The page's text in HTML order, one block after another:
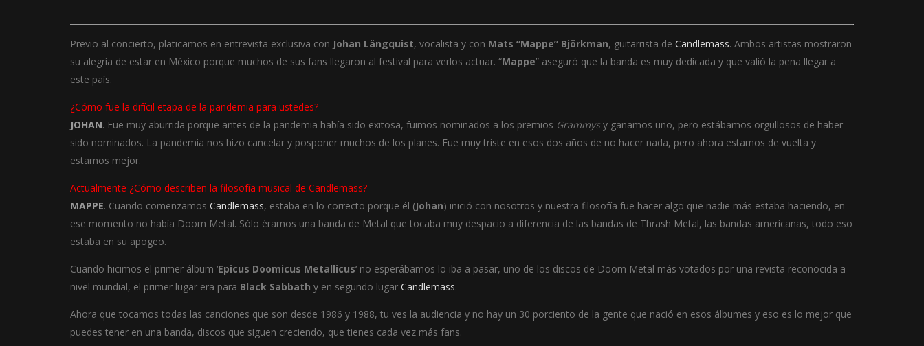
Previo al concierto, platicamos en entrevista exclusiva con Johan Längquist, vocalista y con Mats “Mappe” Björkman, guitarrista de Candlemass. Ambos artistas mostraron
su alegría de estar en México porque muchos de sus fans llegaron al festival para verlos actuar. “Mappe” aseguró que la banda es muy dedicada y que valió la pena llegar a
este país.
¿Cómo fue la difícil etapa de la pandemia para ustedes?
JOHAN. Fue muy aburrida porque antes de la pandemia había sido exitosa, fuimos nominados a los premios Grammys y ganamos uno, pero estábamos orgullosos de haber
sido nominados. La pandemia nos hizo cancelar y posponer muchos de los planes. Fue muy triste en esos dos años de no hacer nada, pero ahora estamos de vuelta y
estamos mejor.
Actualmente ¿Cómo describen la filosofía musical de Candlemass?
MAPPE. Cuando comenzamos Candlemass, estaba en lo correcto porque él (Johan) inició con nosotros y nuestra filosofía fue hacer algo que nadie más estaba haciendo, en
ese momento no había Doom Metal. Sólo éramos una banda de Metal que tocaba muy despacio a diferencia de las bandas de Thrash Metal, las bandas americanas, todo eso
estaba en su apogeo.
Cuando hicimos el primer álbum ‘Epicus Doomicus Metallicus‘ no esperábamos lo iba a pasar, uno de los discos de Doom Metal más votados por una revista reconocida a
nivel mundial, el primer lugar era para Black Sabbath y en segundo lugar Candlemass.
Ahora que tocamos todas las canciones que son desde 1986 y 1988, tu ves la audiencia y no hay un 30 porciento de la gente que nació en esos álbumes y eso es lo mejor que
puedes tener en una banda, discos que siguen creciendo, que tienes cada vez más fans.